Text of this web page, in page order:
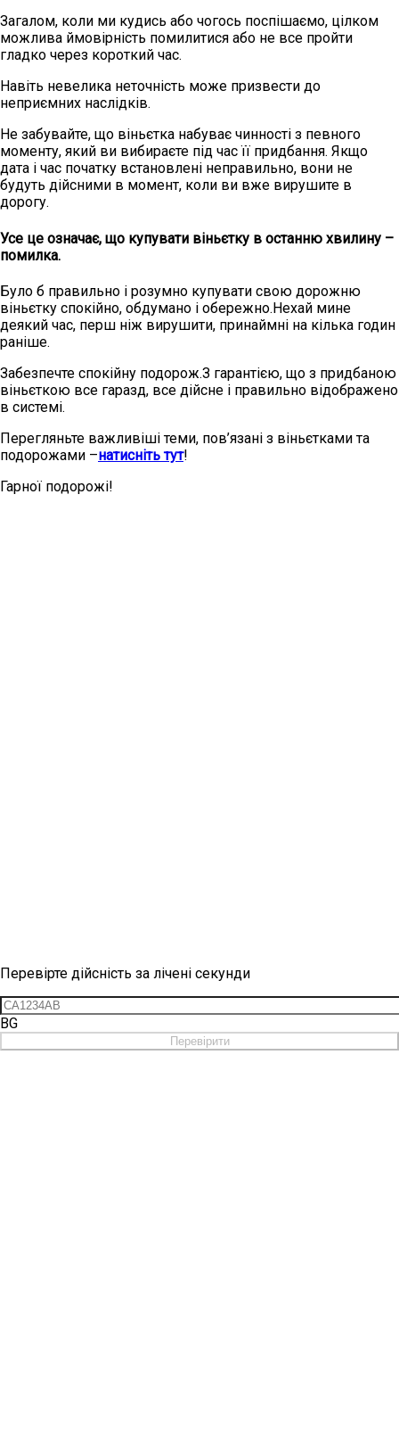
Загалом, коли ми кудись або чогось поспішаємо, цілком
можлива ймовірність помилитися або не все пройти
гладко через короткий час.
Навіть невелика неточність може призвести до
неприємних наслідків.
Не забувайте, що віньєтка набуває чинності з певного
моменту, який ви вибираєте під час її придбання. Якщо
дата і час початку встановлені неправильно, вони не
будуть дійсними в момент, коли ви вже вирушите в
дорогу.
Усе це означає, що купувати віньєтку в останню хвилину –
помилка.
Було б правильно і розумно купувати свою дорожню
віньєтку спокійно, обдумано і обережно.Нехай мине
деякий час, перш ніж вирушити, принаймні на кілька годин
раніше.
Забезпечте спокійну подорож.З гарантією, що з придбаною
віньєткою все гаразд, все дійсне і правильно відображено
в системі.
Перегляньте важливіші теми, пов’язані з віньєтками та
подорожами –натисніть тут!
Гарної подорожі!
Перевірте дійсність за лічені секунди
BG
Перевірити